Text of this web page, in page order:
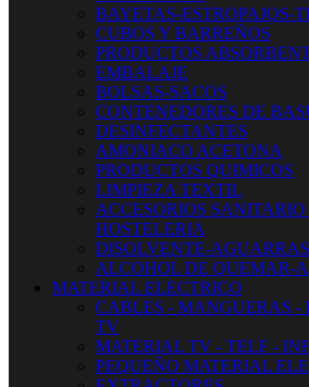
BAYETAS-ESTROPAJOS-
CUBOS Y BARREÑOS
PRODUCTOS
EMBALAJE
BOLSAS-SACOS
CONTENEDORES DE
DESINFECTANTES
AMONIACO ACETONA
PRODUCTOS QUIMICOS
LIMPIEZA TEXTIL
ACCESORIOS
HOSTELERIA
DISOLVENTE-AGUARRAS
ALCOHOL DE QUEMAR-
MATERIAL ELECTRICO
CABLES - MANGUERAS -
TV
MATERIAL TV - TELF -
PEQUEÑO MATERIAL